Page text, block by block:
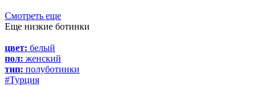
Смотреть еще
Еще низкие ботинки
цвет: белый
пол: женский
тип: полуботинки
#Турция